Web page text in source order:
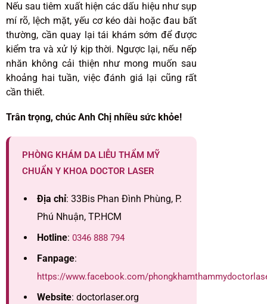
Nếu sau tiêm xuất hiện các dấu hiệu như sụp
mí rõ, lệch mặt, yếu cơ kéo dài hoặc đau bất
thường, cần quay lại tái khám sớm để được
kiểm tra và xử lý kịp thời. Ngược lại, nếu nếp
nhăn không cải thiện như mong muốn sau
khoảng hai tuần, việc đánh giá lại cũng rất
cần thiết.
Trân trọng, chúc Anh Chị nhiều sức khỏe!
PHÒNG KHÁM DA LIỄU THẨM MỸ
CHUẨN Y KHOA DOCTOR LASER
Địa chỉ: 33Bis Phan Đình Phùng, P.
Phú Nhuận, TP.HCM
Hotline: 0346 888 794
Fanpage:
https://www.facebook.com/
Website: doctorlaser.org